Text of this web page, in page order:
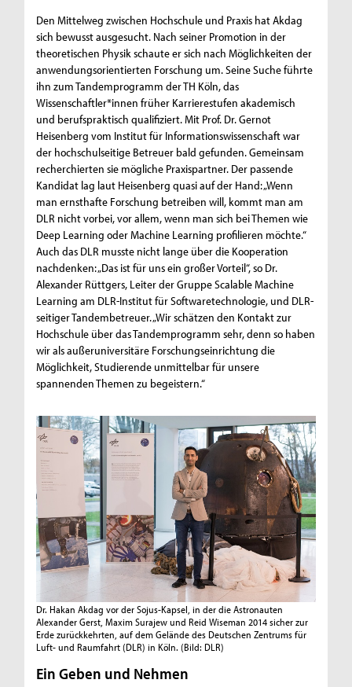
Den Mittelweg zwischen Hochschule und Praxis hat Akdag
sich bewusst ausgesucht. Nach seiner Promotion in der
theoretischen Physik schaute er sich nach Möglichkeiten der
anwendungsorientierten Forschung um. Seine Suche führte
ihn zum Tandemprogramm der TH Köln, das
Wissenschaftler*innen früher Karrierestufen akademisch
und berufspraktisch qualifiziert. Mit Prof. Dr. Gernot
Heisenberg vom Institut für Informationswissenschaft war
der hochschulseitige Betreuer bald gefunden. Gemeinsam
recherchierten sie mögliche Praxispartner. Der passende
Kandidat lag laut Heisenberg quasi auf der Hand: „Wenn
man ernsthafte Forschung betreiben will, kommt man am
DLR nicht vorbei, vor allem, wenn man sich bei Themen wie
Deep Learning oder Machine Learning profilieren möchte.“
Auch das DLR musste nicht lange über die Kooperation
nachdenken: „Das ist für uns ein großer Vorteil“, so Dr.
Alexander Rüttgers, Leiter der Gruppe Scalable Machine
Learning am DLR-Institut für Softwaretechnologie, und DLR-
seitiger Tandembetreuer. „Wir schätzen den Kontakt zur
Hochschule über das Tandemprogramm sehr, denn so haben
wir als außeruniversitäre Forschungseinrichtung die
Möglichkeit, Studierende unmittelbar für unsere
spannenden Themen zu begeistern.“
Dr. Hakan Akdag vor der Sojus-Kapsel, in der die Astronauten
Alexander Gerst, Maxim Surajew und Reid Wiseman 2014 sicher zur
Erde zurückkehrten, auf dem Gelände des Deutschen Zentrums für
Luft- und Raumfahrt (DLR) in Köln. (Bild: DLR)
Ein Geben und Nehmen